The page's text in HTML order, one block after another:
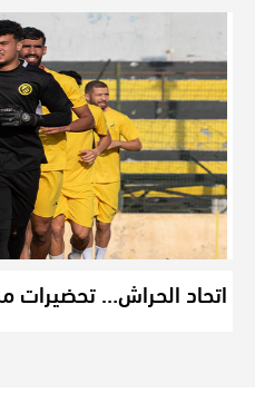
اتحاد الحراش… تحضيرات